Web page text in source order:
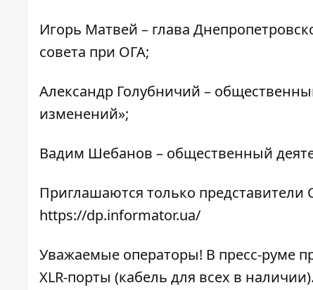
Игорь Матвей – глава
совета при ОГА;
Александр Голубничий –
изменений»;
Вадим Шебанов – общественный
Приглашаются только
https://dp.informator.ua/
Уважаемые операторы! В пресс-руме
XLR-порты (кабель для всех в